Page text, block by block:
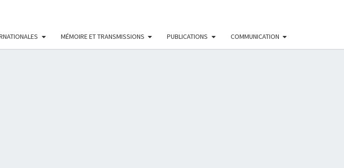
MÉMOIRE ET TRANSMISSIONS PUBLICATIONS COMMUNICATION